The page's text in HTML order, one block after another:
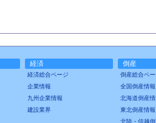
経済
経済総合ページ
企業情報
九州企業情報
建設業界
倒産
倒産総合ペ
全国倒産情報
北海道倒産
東北倒産情報
北陸・信越